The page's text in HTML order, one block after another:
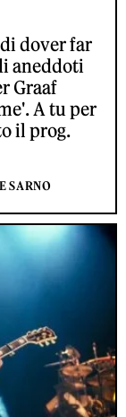
dover far
aneddoti
Graaf
A tu per
il prog.
SARNO